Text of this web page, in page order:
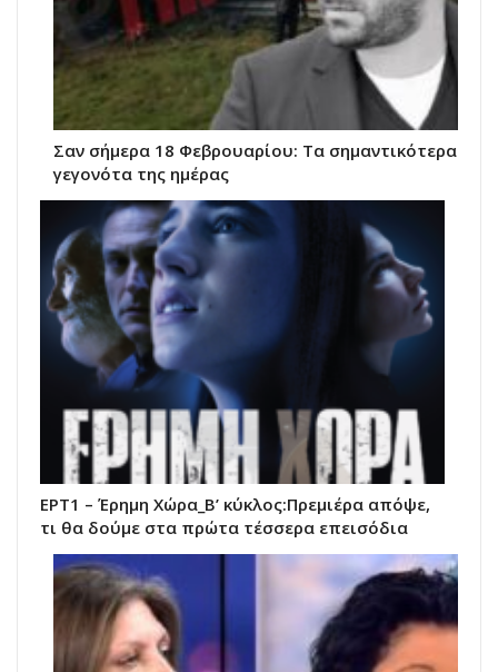
Σαν σήμερα 18 Φεβρουαρίου: Τα σημαντικότερα
γεγονότα της ημέρας
ΕΡΤ1 – Έρημη Χώρα_Β’ κύκλος:Πρεμιέρα απόψε,
τι θα δούμε στα πρώτα τέσσερα επεισόδια